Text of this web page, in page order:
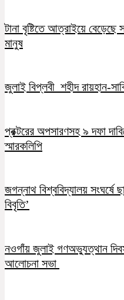
টানা বৃষ্টিতে আত্রাইয়ে
মানুষ
জুলাই বিপ্লবী শহীদ রায়হান-
প্রক্টরের অপসারণসহ ৯ দফা
স্মারকলিপি
জগন্নাথ বিশ্ববিদ্যালয় সংঘর্ষে
বিবৃতি’
নওগাঁয় জুলাই গণঅভ্যুত্থান
আলোচনা সভা